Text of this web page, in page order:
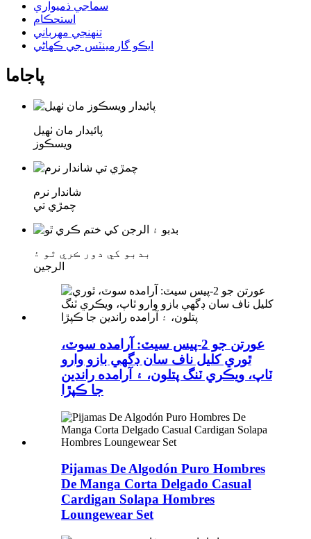
سماجي ذميواري
استحڪام
تنهنجي مهرباني
ايڪو گارمينٽس جي ڪهاڻي
پاجاما
پائيدار مان ٺهيل
ويسڪوز
شاندار نرم
چمڙي تي
بدبو کي دور ڪري ٿو ۽
الرجين
عورتن جو 2-پيس سيٽ: آرامده سوٽ،
ٿوري کليل ناف سان ڊگهي بازو وارو
ٽاپ، ويڪري ٽنگ پتلون، ۽ آرامده راندين
جا ڪپڙا
Pijamas De Algodón Puro Hombres
De Manga Corta Delgado Casual
Cardigan Solapa Hombres
Loungewear Set